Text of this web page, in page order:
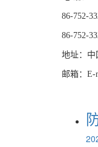
86-752-
86-752-
地址：中
邮箱：E-